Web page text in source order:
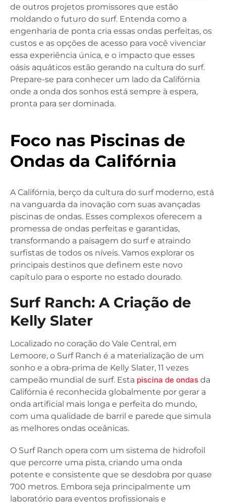
de outros projetos promissores que estão
moldando o futuro do surf. Entenda como a
engenharia de ponta cria essas ondas perfeitas, os
custos e as opções de acesso para você vivenciar
essa experiência única, e o impacto que esses
oásis aquáticos estão gerando na cultura do surf.
Prepare-se para conhecer um lado da Califórnia
onde a onda dos sonhos está sempre à espera,
pronta para ser dominada.
Foco nas Piscinas de
Ondas da Califórnia
A Califórnia, berço da cultura do surf moderno, está
na vanguarda da inovação com suas avançadas
piscinas de ondas. Esses complexos oferecem a
promessa de ondas perfeitas e garantidas,
transformando a paisagem do surf e atraindo
surfistas de todos os níveis. Vamos explorar os
principais destinos que definem este novo
capítulo para o esporte no estado dourado.
Surf Ranch: A Criação de
Kelly Slater
Localizado no coração do Vale Central, em
Lemoore, o Surf Ranch é a materialização de um
sonho e a obra-prima de Kelly Slater, 11 vezes
campeão mundial de surf. Esta piscina de ondas da
Califórnia é reconhecida globalmente por gerar a
onda artificial mais longa e perfeita do mundo,
com uma qualidade de barril e parede que simula
as melhores ondas oceânicas.
O Surf Ranch opera com um sistema de hidrofoil
que percorre uma pista, criando uma onda
potente e consistente que se desdobra por quase
700 metros. Embora seja principalmente um
laboratório para eventos profissionais e